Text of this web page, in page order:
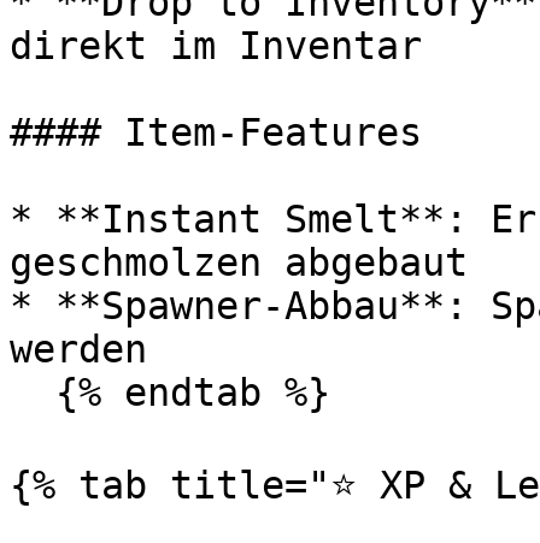
direkt im Inventar
#### Item-Features
* **Instant Smelt**:
geschmolzen abgebaut
* **Spawner-Abbau**:
werden
{% tab title="⭐ XP &